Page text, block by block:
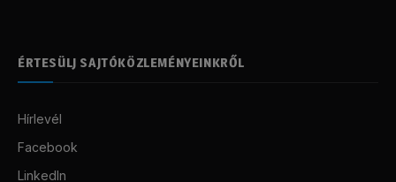
ÉRTESÜLJ SAJTÓKÖZLEMÉNYEINKRŐL
Hírlevél
Facebook
LinkedIn